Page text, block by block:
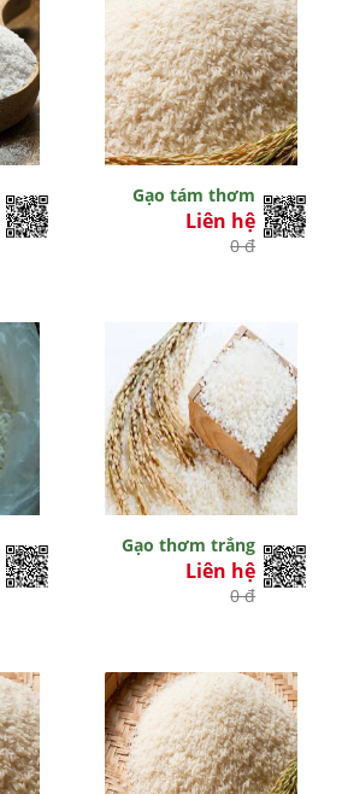
Gạo tám thơm
Liên hệ
0 đ
Gạo thơm trắng
Liên hệ
0 đ